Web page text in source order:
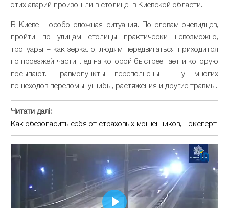
этих аварий произошли в столице в Киевской области.
В Киеве – особо сложная ситуация. По словам очевидцев,
пройти по улицам столицы практически невозможно,
тротуары – как зеркало, людям передвигаться приходится
по проезжей части, лёд на которой быстрее тает и которую
посыпают. Травмопункты переполнены – у многих
пешеходов переломы, ушибы, растяжения и другие травмы.
Читати далі:
Как обезопасить себя от страховых мошенников, - эксперт